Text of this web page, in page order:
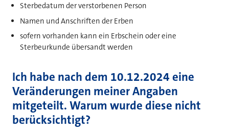
Sterbedatum der verstorbenen Person
Namen und Anschriften der Erben
sofern vorhanden kann ein Erbschein oder eine
Sterbeurkunde übersandt werden
Ich habe nach dem 10.12.2024 eine
Veränderungen meiner Angaben
mitgeteilt. Warum wurde diese nicht
berücksichtigt?